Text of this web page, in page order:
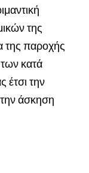
της
της παροχής
κατά
έτσι την
άσκηση